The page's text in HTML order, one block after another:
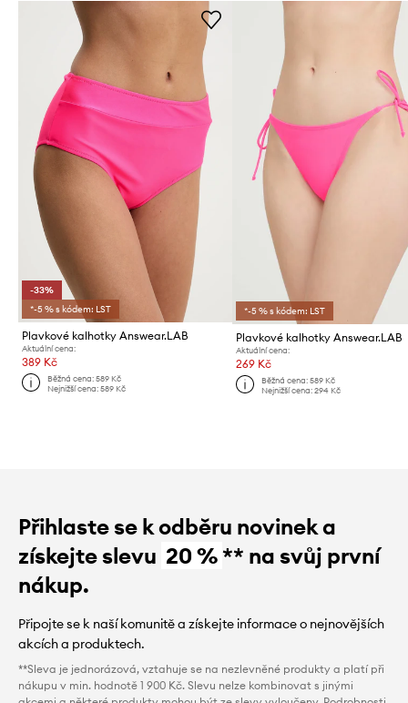
-33%
*-5 % s kódem: LST
Plavkové kalhotky Answear.LAB
Aktuální cena:
389 Kč
Běžná cena:589 Kč
Nejnižší cena:589 Kč
*-5 % s kódem: LST
Plavkové kalhotky Answear.LAB
Aktuální cena:
269 Kč
Běžná cena: 589 Kč
Nejnižší cena: 294 Kč
Přihlaste se k odběru novinek a
získejte slevu 20 %** na svůj první
nákup.
Připojte se k naší komunitě a získejte informace o nejnovějších
akcích a produktech.
**Sleva je jednorázová, vztahuje se na nezlevněné produkty a platí při
nákupu v min. hodnotě 1 900 Kč. Slevu nelze kombinovat s jinými